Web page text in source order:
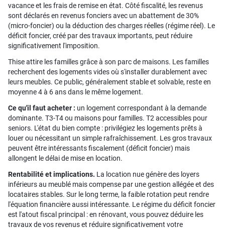
vacance et les frais de remise en état. Côté fiscalité, les revenus
sont déclarés en revenus fonciers avec un abattement de 30%
(micro-foncier) ou la déduction des charges réelles (régime réel). Le
déficit foncier, créé par des travaux importants, peut réduire
significativement l'imposition.
Thise attire les familles grâce à son parc de maisons. Les familles
recherchent des logements vides où s'installer durablement avec
leurs meubles. Ce public, généralement stable et solvable, reste en
moyenne 4 à 6 ans dans le même logement.
Ce qu'il faut acheter : un logement correspondant à la demande
dominante. T3-T4 ou maisons pour familles. T2 accessibles pour
seniors. L'état du bien compte : privilégiez les logements prêts à
louer ou nécessitant un simple rafraîchissement. Les gros travaux
peuvent être intéressants fiscalement (déficit foncier) mais
allongent le délai de mise en location.
Rentabilité et implications. La location nue génère des loyers
inférieurs au meublé mais compense par une gestion allégée et des
locataires stables. Sur le long terme, la faible rotation peut rendre
l'équation financière aussi intéressante. Le régime du déficit foncier
est l'atout fiscal principal : en rénovant, vous pouvez déduire les
travaux de vos revenus et réduire significativement votre